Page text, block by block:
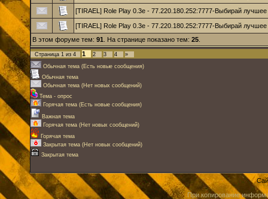
[TIRAEL] Role Play 0.3e - 77.220.180.252:7777-Выбирай лучшее
[TIRAEL] Role Play 0.3e - 77.220.180.252:7777-Выбирай лучшее
В этом форуме тем: 91 . На странице показано тем: 25
Страница 1 из 4 1 2 3 4
»
Обычная тема (Есть новые сообщения)
Обычная тема
Обычная тема (Нет новых сообщений)
Тема - опрос
Горячая тема (Есть новые сообщения)
Важная тема
Горячая тема (Нет новых сообщений)
Горячая тема
Закрытая тема (Нет новых сообщений)
Закрытая тема
При копирование